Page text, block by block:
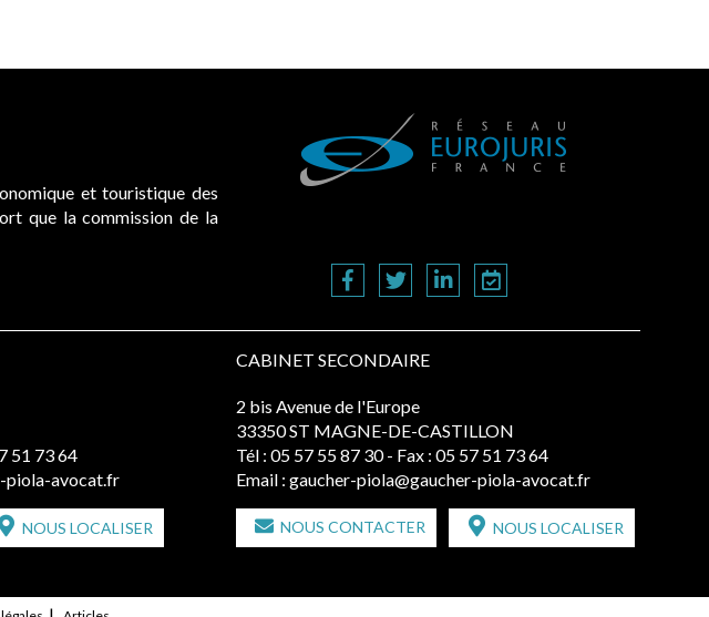
et touristique des
que la commission de la
51 73 64
piola-avocat.fr
NOUS LOCALISER
CABINET SECONDAIRE
2 bis Avenue de l'Europe
33350 ST MAGNE-DE-CASTILLON
Tél : 05 57 55 87 30 - Fax : 05 57 51 73 64
Email : gaucher-piola@gaucher-piola-avocat.fr
NOUS CONTACTER NOUS LOCALISER